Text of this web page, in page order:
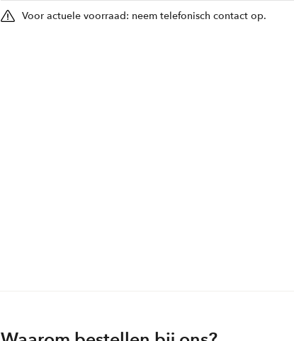
Voor actuele voorraad: neem telefonisch contact op.